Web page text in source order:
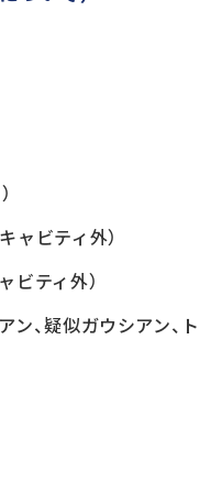
ャビティ外）
ビティ外）
ン、疑似ガウシアン、